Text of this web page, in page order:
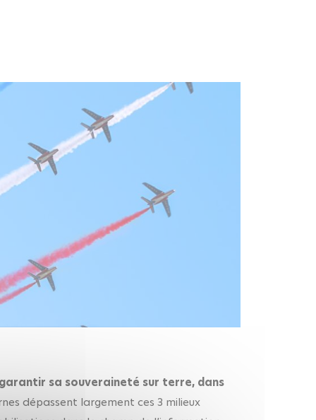
sa souveraineté sur terre, dans
dépassent largement ces 3 milieux